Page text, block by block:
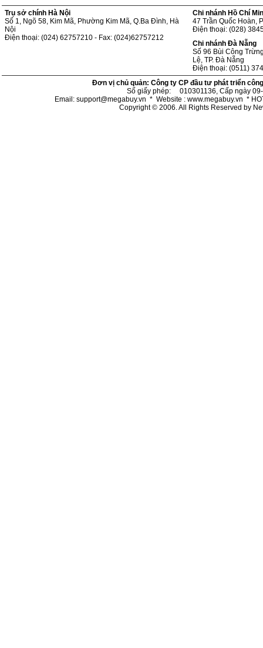
Trụ sở chính Hà Nội
Số 1, Ngõ 58, Kim Mã, Phường Kim Mã, Q.Ba Đình, Hà
Nội
Điện thoại: (024) 62757210 - Fax: (024)62757212
Chi nhánh Hồ Chí
47 Trần Quốc Hoàn,
Điện thoại: (028)
Chi nhánh Đà Nẵng
Số 96 Bùi Công
Lệ, TP. Đà Nẵng
Điện thoại: (0511)
Đơn vị chủ quản: Công ty CP đầu tư phát triển
Số giấy phép: 010301136, Cấp ngày
Email: support@megabuy.vn * Website : www.megabuy.vn *
Copyright © 2006. All Rights Reserved by